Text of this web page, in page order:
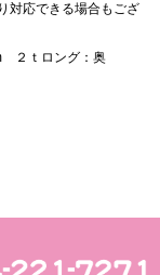
対応できる場合もござ
２ｔロング：奥